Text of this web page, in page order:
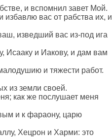
и вспомнил завет Мой.
вас от рабства их, и
изведший вас из‐под ига
Исааку и Иакову, и дам вам
и тяжести работ.
из земли своей.
как же послушает меня
и к фараону, царю
Хецрон и Харми: это